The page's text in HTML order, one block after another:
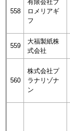
558
有限会社ブ
ロメリアギ
フ
559
大福製紙株
式会社
560
株式会社プ
ラナリゾナ
ン